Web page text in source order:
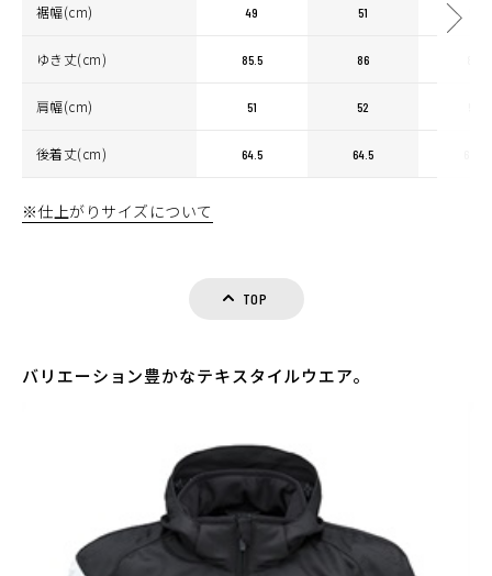
裾幅(cm) 49 51
ゆき丈(cm) 85.5 86
肩幅(cm) 51 52
後着丈(cm) 64.5 64.5
※仕上がりサイズについて
TOP
バリエーション豊かなテキスタイルウエア。